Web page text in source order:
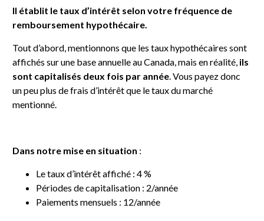
Il établit le taux d’intérêt selon votre fréquence de
remboursement hypothécaire.
Tout d’abord, mentionnons que les taux hypothécaires sont
affichés sur une base annuelle au Canada, mais en réalité, ils
sont capitalisés deux fois par année . Vous payez donc
un peu plus de frais d’intérêt que le taux du marché
mentionné.
Dans notre mise en situation :
Le taux d’intérêt affiché : 4 %
Périodes de capitalisation : 2/année
Paiements mensuels : 12/année